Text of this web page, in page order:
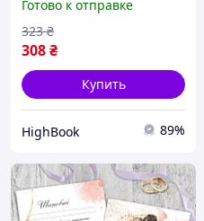
Leeseph 10шт золото
2*,5см длина 25 DC
Готово к отправке
308₴
323 ₴
Купить
HighBook 89%